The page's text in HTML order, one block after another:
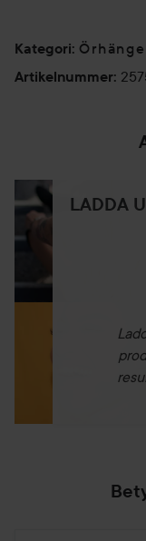
Kategori:
Artikelnummer:
LADDA